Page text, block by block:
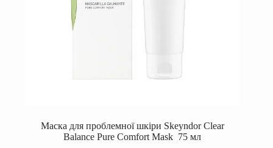
Маска для проблемної шкіри Skeyndor Clear
Balance Pure Comfort Mask 75 мл